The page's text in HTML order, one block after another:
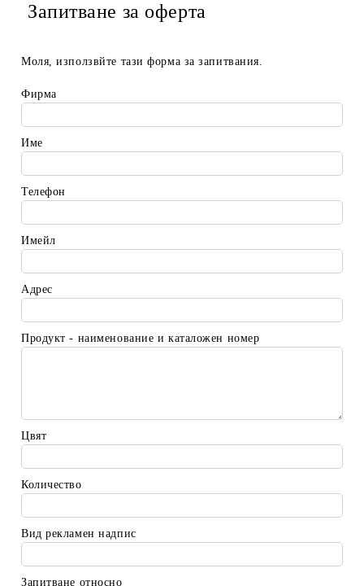
Запитване за оферта
Моля, използвйте тази форма за запитвания.
Фирма
Име
Телефон
Имейл
Адрес
Продукт - наименование и каталожен номер
Цвят
Количество
Вид рекламен надпис
Запитване относно